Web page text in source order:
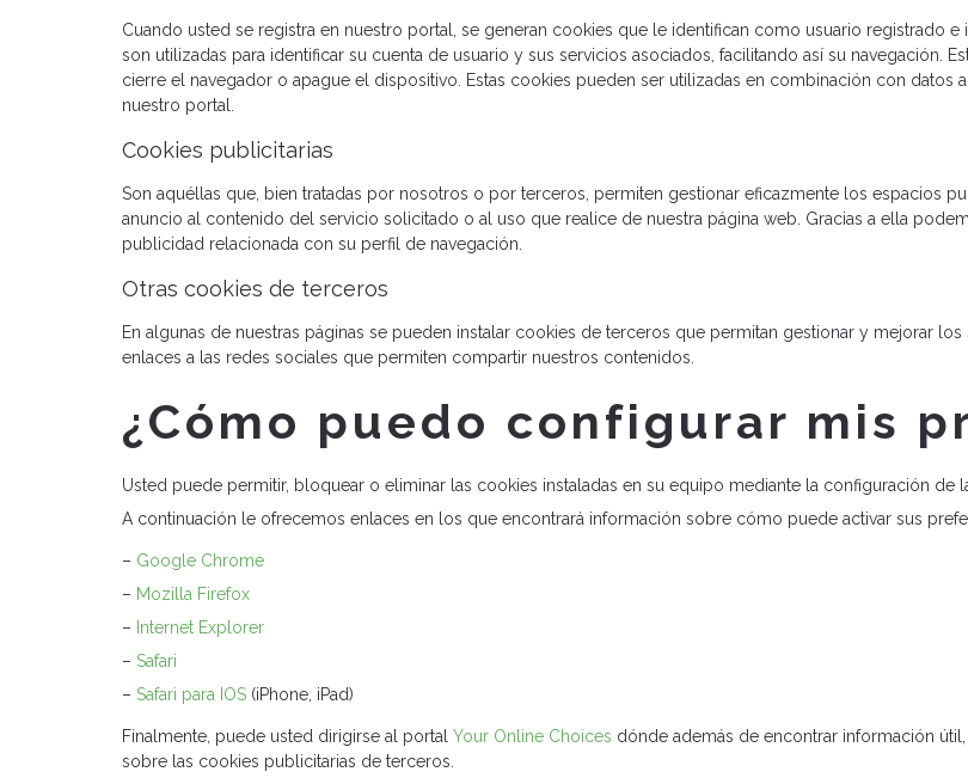
Cuando usted se registra en nuestro portal, se generan cookies que le identifican como usuario registrado
son utilizadas para identificar su cuenta de usuario y sus servicios asociados, facilitando así su navegación.
cierre el navegador o apague el dispositivo. Estas cookies pueden ser utilizadas en combinación con datos
nuestro portal.
Cookies publicitarias
Son aquéllas que, bien tratadas por nosotros o por terceros, permiten gestionar eficazmente los espacios
anuncio al contenido del servicio solicitado o al uso que realice de nuestra página web. Gracias a ella
publicidad relacionada con su perfil de navegación.
Otras cookies de terceros
En algunas de nuestras páginas se pueden instalar cookies de terceros que permitan gestionar y mejorar
enlaces a las redes sociales que permiten compartir nuestros contenidos.
¿Cómo puedo configurar mis
Usted puede permitir, bloquear o eliminar las cookies instaladas en su equipo mediante la configuración de
A continuación le ofrecemos enlaces en los que encontrará información sobre cómo puede activar sus
– Google Chrome
– Mozilla Firefox
– Internet Explorer
– Safari
– Safari para IOS (iPhone, iPad)
Finalmente, puede usted dirigirse al portal Your Online Choices dónde además de encontrar información
sobre las cookies publicitarias de terceros.